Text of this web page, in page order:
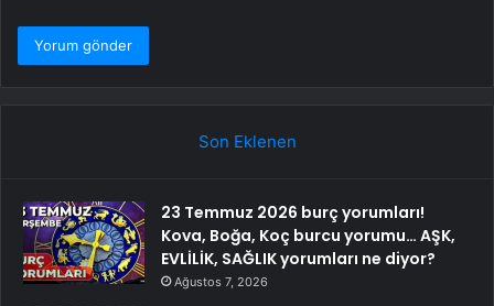
Son Eklenen
23 Temmuz 2026 burç yorumları!
Kova, Boğa, Koç burcu yorumu… AŞK,
EVLİLİK, SAĞLIK yorumları ne diyor?
Ağustos 7, 2026